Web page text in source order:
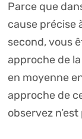
Parce que
cause précise
second, vous
approche de
en moyenne
approche de
observez